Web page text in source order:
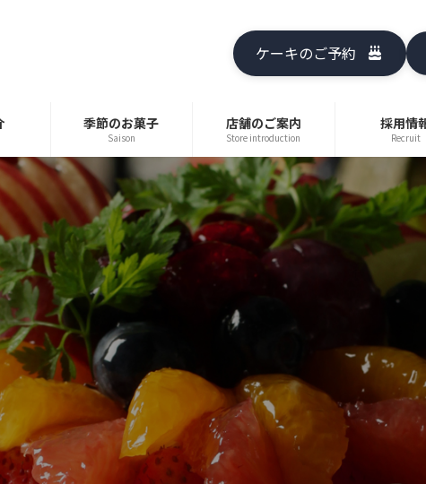
ケーキのご予約
季節のお菓子
Saison
店舗のご案内
Store introduction
採用情
Recruit